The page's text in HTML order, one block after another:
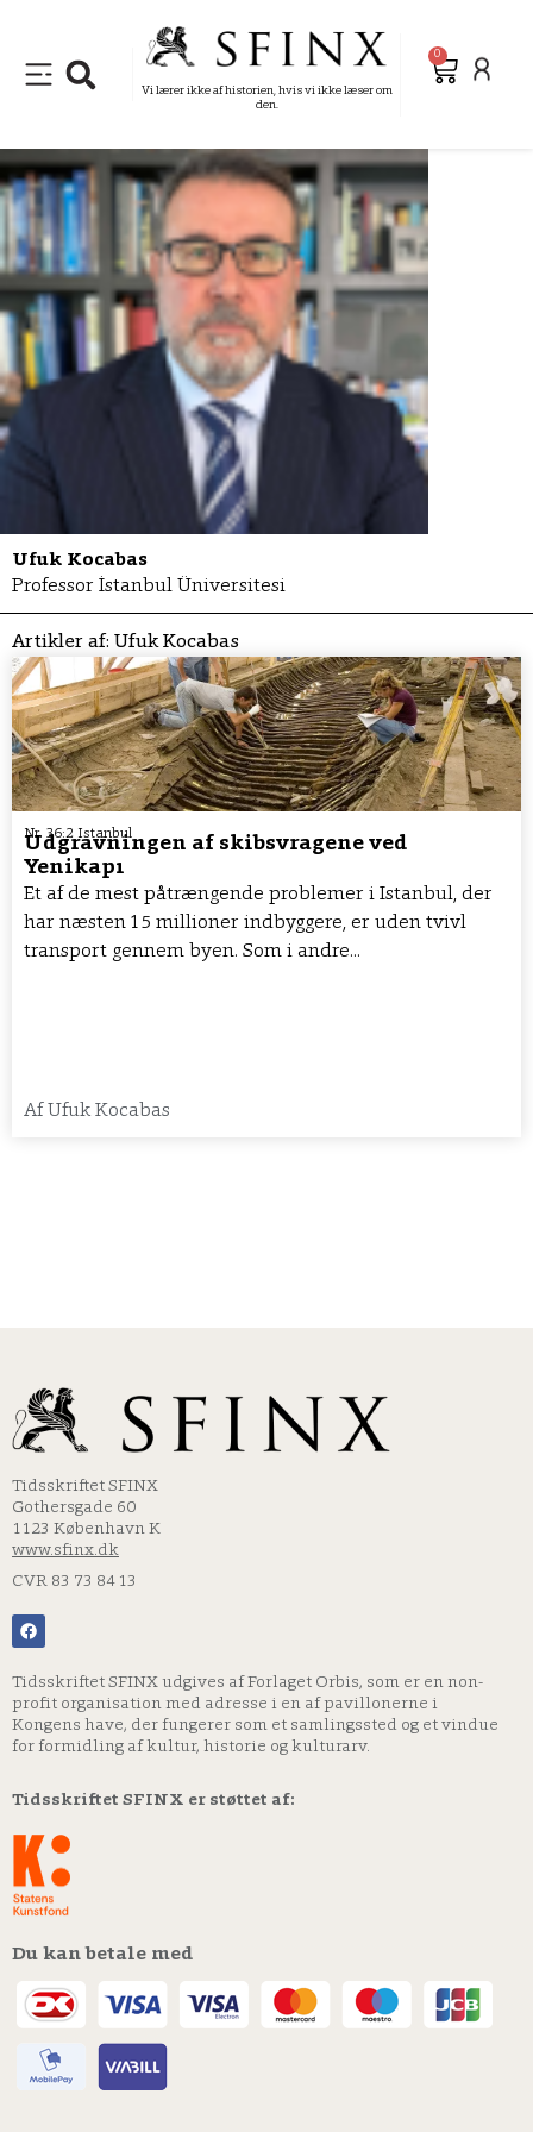
Vi lærer ikke af historien, hvis vi ikke læser om
den.
0
Ufuk Kocabas
Professor İstanbul Üniversitesi
Artikler af: Ufuk Kocabas
Nr. 36:2 Istanbul
Udgravningen af skibsvragene ved
Yenikapı
Et af de mest påtrængende problemer i Istanbul, der
har næsten 15 millioner indbyggere, er uden tvivl
transport gennem byen. Som i andre...
Af Ufuk Kocabas
Tidsskriftet SFINX
Gothersgade 60
1123 København K
www.sfinx.dk
CVR 83 73 84 13
Tidsskriftet SFINX udgives af Forlaget Orbis, som er en non-
profit organisation med adresse i en af pavillonerne i
Kongens have, der fungerer som et samlingssted og et vindue
for formidling af kultur, historie og kulturarv.
Tidsskriftet SFINX er støttet af:
Du kan betale med